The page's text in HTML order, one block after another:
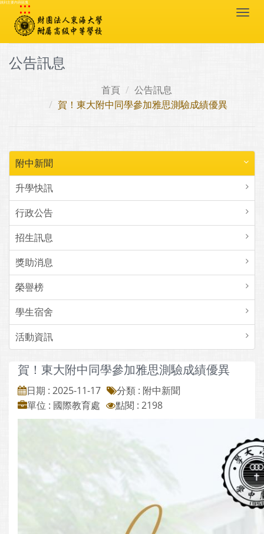
跳到主要內容區塊
:::
公告訊息
首頁
公告訊息
賀！東大附中同學參加雅思測驗成績優異
附中新聞
升學快訊
行政公告
招生訊息
獎助消息
榮譽榜
學生宿舍
活動資訊
賀！東大附中同學參加雅思測驗成績優異
日期 : 2025-11-17
分類 : 附中新聞
單位 : 國際教育處
點閱 : 2198